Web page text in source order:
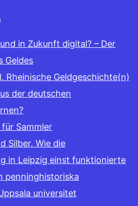
in Zukunft digital? – Der
Geldes
Rheinische Geldgeschichte(n)
der deutschen
Sammler
Silber. Wie die
in Leipzig einst funktionierte
penninghistoriska
universitet